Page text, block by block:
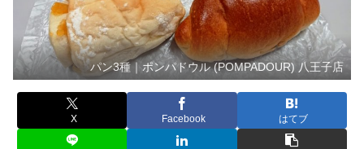
パン3種｜ポンパドウル (POMPADOUR) 八王子店
X Facebook はてブ